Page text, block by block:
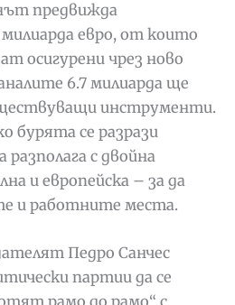
предвижда
милиарда евро, от които
осигурени чрез ново
6.7 милиарда ще
инструменти.
бурята се разрази
с двойна
и европейска – за да
и работните места.
Педро Санчес
партии да се